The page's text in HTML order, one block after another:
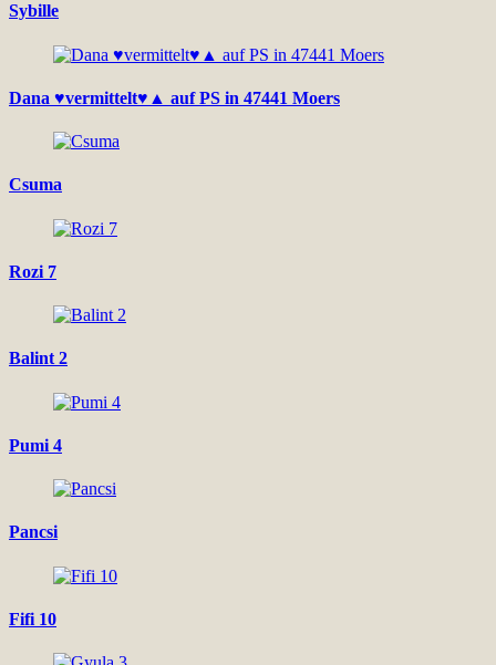
Sybille
Dana ♥vermittelt♥▲ auf PS in 47441 Moers
Csuma
Rozi 7
Balint 2
Pumi 4
Pancsi
Fifi 10